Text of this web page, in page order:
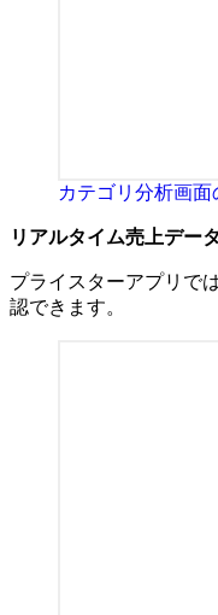
カテゴリ分析画面
リアルタイム売上デー
プライスターアプリで
認できます。